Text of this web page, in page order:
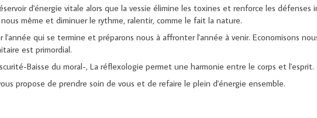
d'énergie vitale alors que la vessie élimine les toxines et renforce les défenses
même et diminuer le rythme, ralentir, comme le fait la nature.
l'année qui se termine et préparons nous à affronter l'année à venir. Economisons
est primordial.
Baisse du moral-, La réflexologie permet une harmonie entre le corps et l'esprit.
propose de prendre soin de vous et de refaire le plein d'énergie ensemble.